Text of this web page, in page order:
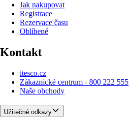
Jak nakupovat
Registrace
Rezervace času
Oblíbené
Kontakt
itesco.cz
Zákaznické centrum - 800 222 555
Naše obchody
Užitečné odkazy